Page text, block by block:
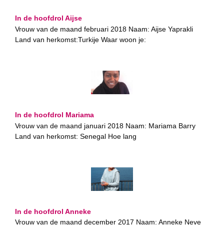
In de hoofdrol Aijse
Vrouw van de maand februari 2018 Naam: Aijse Yaprakli
Land van herkomst:Turkije Waar woon je:
In de hoofdrol Mariama
Vrouw van de maand januari 2018 Naam: Mariama Barry
Land van herkomst: Senegal Hoe lang
In de hoofdrol Anneke
Vrouw van de maand december 2017 Naam: Anneke Neve